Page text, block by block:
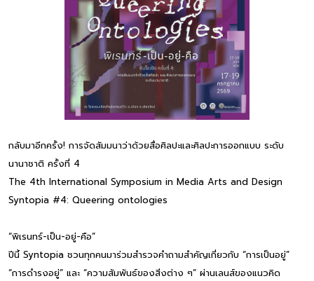
กลับมาอีกครั้ง! การจัดสัมมนาว่าด้วยสื่อศิลปะและศิลปะการออกแบบ ระดับ
นานาชาติ ครั้งที่ 4
The 4th International Symposium in Media Arts and Design
Syntopia #4: Queering ontologies
“พิเรนทร์-เป็น-อยู่-คือ”
ปีนี้ Syntopia ชวนทุกคนมาร่วมสำรวจคำถามสำคัญเกี่ยวกับ “การเป็นอยู่”
“การดำรงอยู่” และ “ความสัมพันธ์ของสิ่งต่าง ๆ” ผ่านเลนส์ของแนวคิด